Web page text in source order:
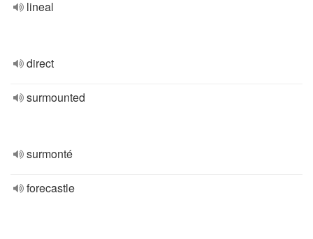
lineal
direct
surmounted
surmonté
forecastle